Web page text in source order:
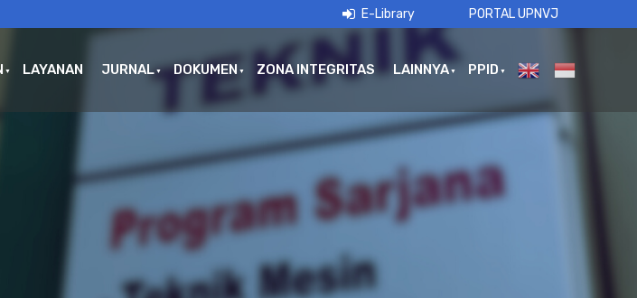
E-Library PORTAL UPNVJ
LAYANAN JURNAL DOKUMEN ZONA INTEGRITAS LAINNYA PPID